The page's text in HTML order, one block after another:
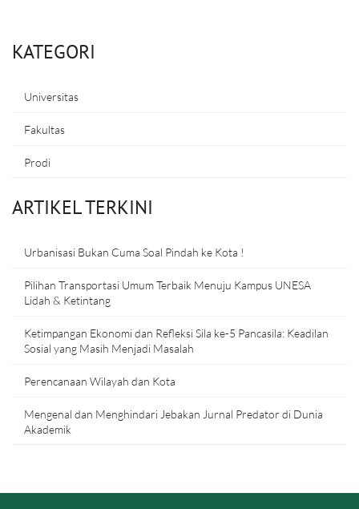
KATEGORI
Universitas
Fakultas
Prodi
ARTIKEL TERKINI
Urbanisasi Bukan Cuma Soal Pindah ke Kota !
Pilihan Transportasi Umum Terbaik Menuju Kampus UNESA
Lidah & Ketintang
Ketimpangan Ekonomi dan Refleksi Sila ke-5 Pancasila: Keadilan
Sosial yang Masih Menjadi Masalah
Perencanaan Wilayah dan Kota
Mengenal dan Menghindari Jebakan Jurnal Predator di Dunia
Akademik